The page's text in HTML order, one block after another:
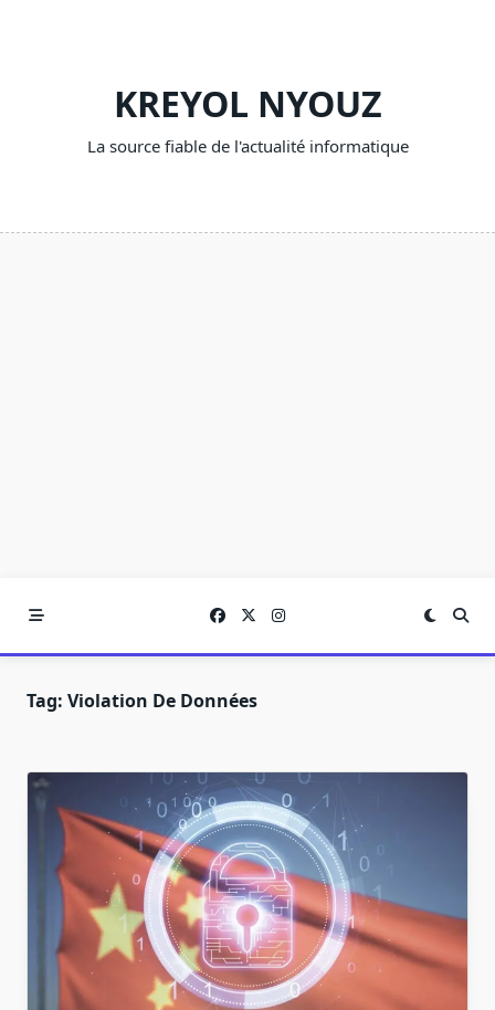
KREYOL NYOUZ
La source fiable de l'actualité informatique
Tag: Violation De Données